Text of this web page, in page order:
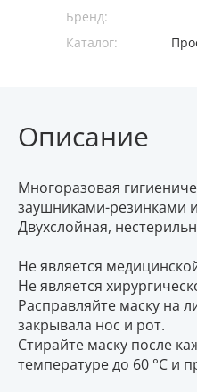
Бренд:
Каталог:
Описание
Многоразовая
заушниками-резинками
Двухслойная,
Не является
Не является
Расправляйте маску на
закрывала нос и рот.
Стирайте маску после
температуре до 60 °C и